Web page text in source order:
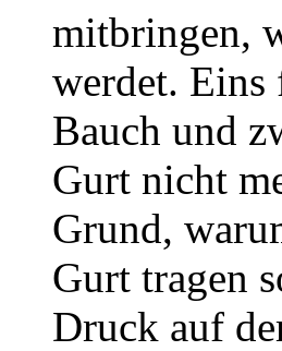
mitbringen,
werdet. Eins
Bauch und
Gurt nicht
Grund,
Gurt tragen
Druck auf